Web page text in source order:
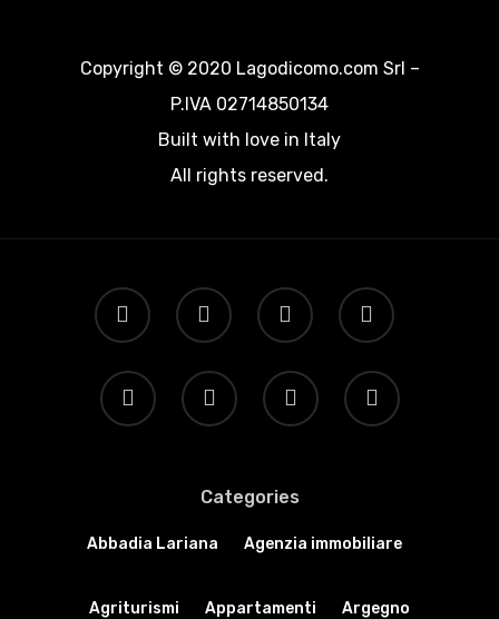
Copyright © 2020 Lagodicomo.com Srl –
P.IVA 02714850134
Built with love in Italy
All rights reserved.
Categories
Abbadia Lariana Agenzia immobiliare
Agriturismi Appartamenti Argegno